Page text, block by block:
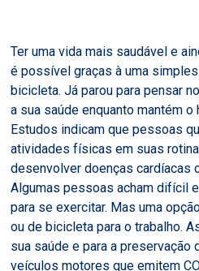
Ter uma vida mais saudável e
é possível graças à uma
bicicleta. Já parou para pensar
a sua saúde enquanto mantém
Estudos indicam que pessoas
atividades físicas em suas
desenvolver doenças cardíacas
Algumas pessoas acham difícil
para se exercitar. Mas uma
ou de bicicleta para o trabalho.
sua saúde e para a preservação
veículos motores que emitem